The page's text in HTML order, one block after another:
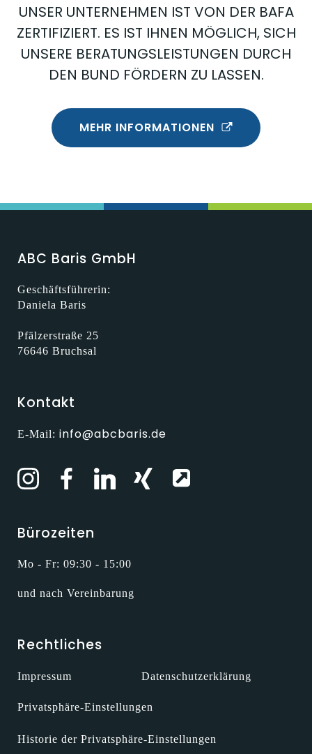
UNSER UNTERNEHMEN IST VON DER BAFA
ZERTIFIZIERT. ES IST IHNEN MÖGLICH, SICH
UNSERE BERATUNGSLEISTUNGEN DURCH
DEN BUND FÖRDERN ZU LASSEN.
MEHR INFORMATIONEN
ABC Baris GmbH
Geschäftsführerin:
Daniela Baris
Pfälzerstraße 25
76646 Bruchsal
Kontakt
E-Mail: info@abcbaris.de
Bürozeiten
Mo - Fr: 09:30 - 15:00
und nach Vereinbarung
Rechtliches
Impressum Datenschutzerklärung
Privatsphäre-Einstellungen
Historie der Privatsphäre-Einstellungen